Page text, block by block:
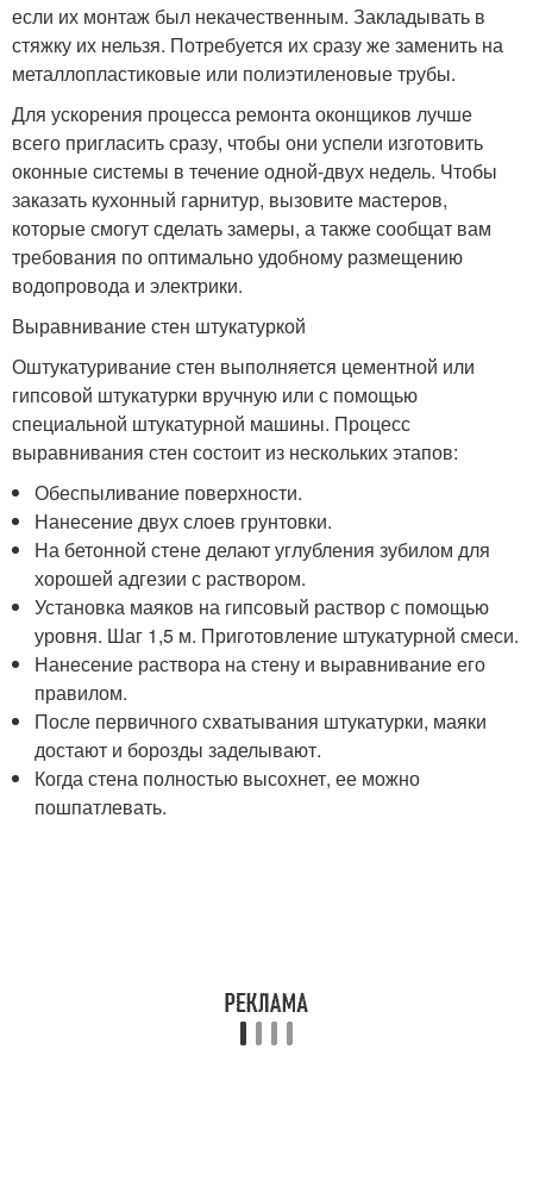
если их монтаж был некачественным. Закладывать в
стяжку их нельзя. Потребуется их сразу же заменить на
металлопластиковые или полиэтиленовые трубы.
Для ускорения процесса ремонта оконщиков лучше
всего пригласить сразу, чтобы они успели изготовить
оконные системы в течение одной-двух недель. Чтобы
заказать кухонный гарнитур, вызовите мастеров,
которые смогут сделать замеры, а также сообщат вам
требования по оптимально удобному размещению
водопровода и электрики.
Выравнивание стен штукатуркой
Оштукатуривание стен выполняется цементной или
гипсовой штукатурки вручную или с помощью
специальной штукатурной машины. Процесс
выравнивания стен состоит из нескольких этапов:
Обеспыливание поверхности.
Нанесение двух слоев грунтовки.
На бетонной стене делают углубления зубилом для
хорошей адгезии с раствором.
Установка маяков на гипсовый раствор с помощью
уровня. Шаг 1,5 м. Приготовление штукатурной смеси.
Нанесение раствора на стену и выравнивание его
правилом.
После первичного схватывания штукатурки, маяки
достают и борозды заделывают.
Когда стена полностью высохнет, ее можно
пошпатлевать.